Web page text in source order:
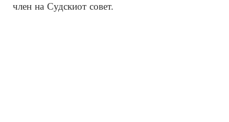
член на Судскиот совет.